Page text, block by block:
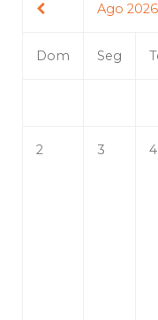
Ago 2026
Dom Seg
2 3 4